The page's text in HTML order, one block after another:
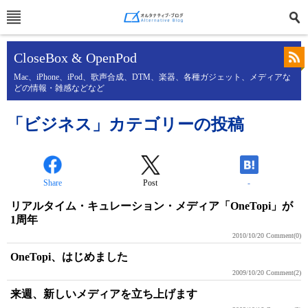
CloseBox & OpenPod
Mac、iPhone、iPod、歌声合成、DTM、楽器、各種ガジェット、メディアな
どの情報・雑感などなど
「ビジネス」カテゴリーの投稿
Share Post -
リアルタイム・キュレーション・メディア「OneTopi」が
1周年
2010/10/20 Comment(0)
OneTopi、はじめました
2009/10/20 Comment(2)
来週、新しいメディアを立ち上げます